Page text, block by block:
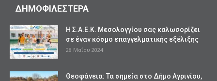
ΔΗΜΟΦΙΛΕΣΤΕΡΑ
Η Σ.Α.Ε.Κ. Μεσολογγίου σας καλωσορίζει
σε έναν κόσμο επαγγελματικής εξέλιξης
28 Μαΐου 2024
Θεοφάνεια: Τα σημεία στο Δήμο Αγρινίου,